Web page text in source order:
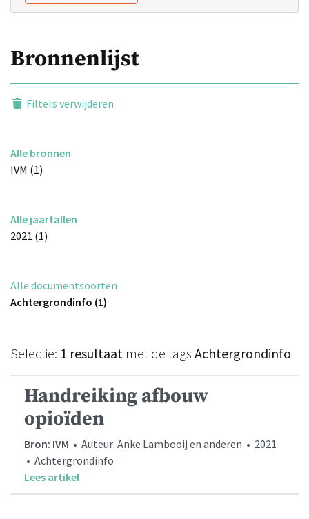
Bronnenlijst
Filters verwijderen
Alle bronnen
IVM (1)
Alle jaartallen
2021 (1)
Alle documentsoorten
Achtergrondinfo (1)
Selectie: 1 resultaat met de tags Achtergrondinfo
Handreiking afbouw
opioïden
Bron: IVM • Auteur: Anke Lambooij en anderen • 2021
• Achtergrondinfo
Lees artikel